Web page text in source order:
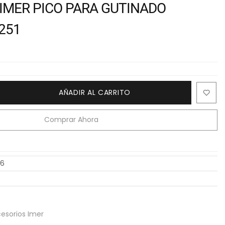
PICO PARA GUTINADO
AÑADIR AL CARRITO
Comprar Ahora
Imer